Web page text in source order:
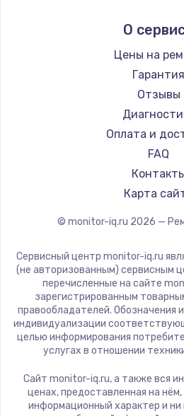
Hisense
АОС
Ardor
iru
Titan
Dahua
О
Цены на
Гарантия
Отзывы
Оплата и
FAQ
Карта
© monitor-iq.ru 2026 —
Сервисный центр monitor-iq.ru
(не авторизованным) сервисным
перечисленные на сайте
зарегистрированным
правообладателей. Обозначения
индивидуализации
целью информирования
услугах в отношении
Сайт monitor-iq.ru, а также вся
ценах, предоставленная на
информационный характер и ни